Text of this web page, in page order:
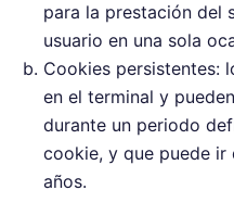
para la prestación del
usuario en una sola
Cookies persistentes:
en el terminal y
durante un periodo
cookie, y que puede ir
años.